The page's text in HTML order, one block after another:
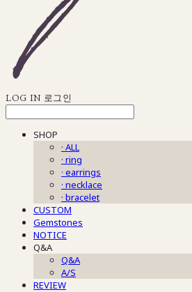
LOG IN 로그인
SHOP
· ALL
· ring
· earrings
· necklace
· bracelet
CUSTOM
Gemstones
NOTICE
Q&A
Q&A
A/S
REVIEW